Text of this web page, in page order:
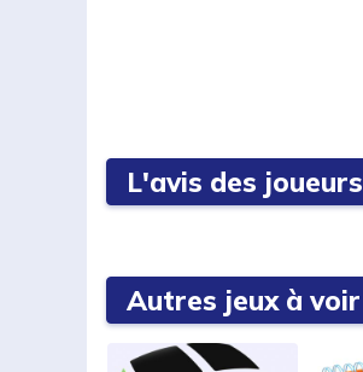
L'avis des joueurs
Autres jeux à voir